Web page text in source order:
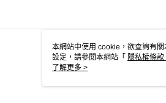
本網站中使用 cookie，欲查詢有
設定，請參閱本網站「 隱私權條款
使用 cookie。
了解更多 >